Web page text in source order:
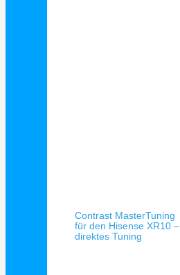
Contrast MasterTuning
für den Hisense XR10 –
direktes Tuning